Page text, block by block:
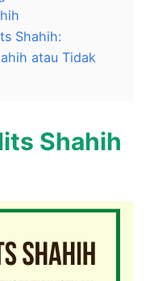
Shahih:
atau Tidak
Shahih